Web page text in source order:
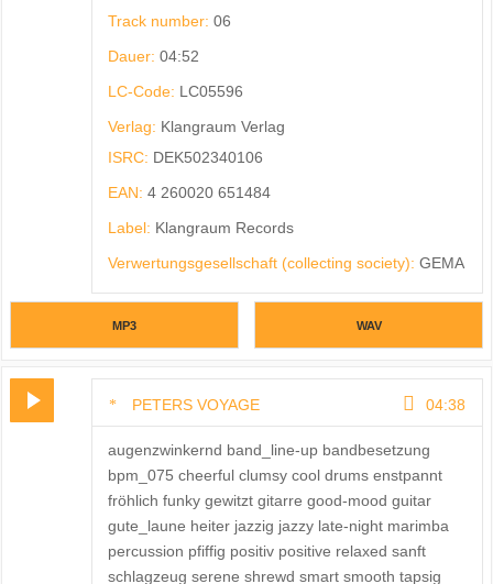
Track number: 06
Dauer: 04:52
LC-Code: LC05596
Verlag: Klangraum Verlag
ISRC: DEK502340106
EAN: 4 260020 651484
Label: Klangraum Records
Verwertungsgesellschaft (collecting society): GEMA
MP3 WAV
PETERS VOYAGE 04:38
augenzwinkernd band_line-up bandbesetzung
bpm_075 cheerful clumsy cool drums enstpannt
fröhlich funky gewitzt gitarre good-mood guitar
gute_laune heiter jazzig jazzy late-night marimba
percussion pfiffig positiv positive relaxed sanft
schlagzeug serene shrewd smart smooth tapsig